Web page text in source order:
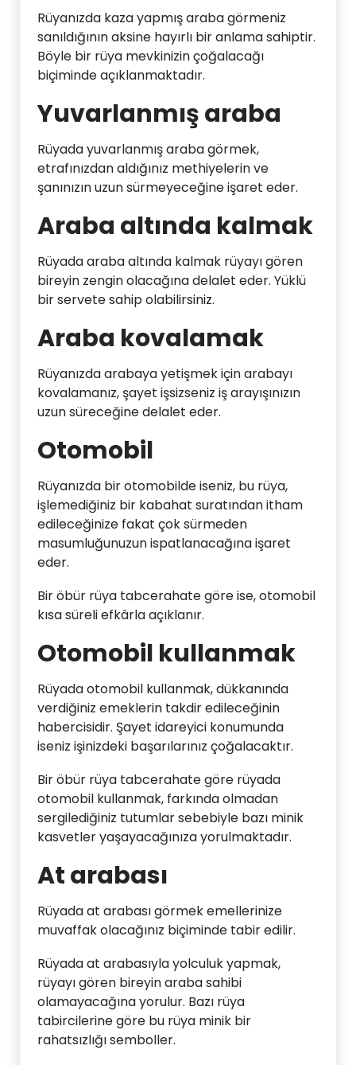
Rüyanızda kaza yapmış araba görmeniz
sanıldığının aksine hayırlı bir anlama sahiptir.
Böyle bir rüya mevkinizin çoğalacağı
biçiminde açıklanmaktadır.
Yuvarlanmış araba
Rüyada yuvarlanmış araba görmek,
etrafınızdan aldığınız methiyelerin ve
şanınızın uzun sürmeyeceğine işaret eder.
Araba altında kalmak
Rüyada araba altında kalmak rüyayı gören
bireyin zengin olacağına delalet eder. Yüklü
bir servete sahip olabilirsiniz.
Araba kovalamak
Rüyanızda arabaya yetişmek için arabayı
kovalamanız, şayet işsizseniz iş arayışınızın
uzun süreceğine delalet eder.
Otomobil
Rüyanızda bir otomobilde iseniz, bu rüya,
işlemediğiniz bir kabahat suratından itham
edileceğinize fakat çok sürmeden
masumluğunuzun ispatlanacağına işaret
eder.
Bir öbür rüya tabcerahate göre ise, otomobil
kısa süreli efkârla açıklanır.
Otomobil kullanmak
Rüyada otomobil kullanmak, dükkanında
verdiğiniz emeklerin takdir edileceğinin
habercisidir. Şayet idareyici konumunda
iseniz işinizdeki başarılarınız çoğalacaktır.
Bir öbür rüya tabcerahate göre rüyada
otomobil kullanmak, farkında olmadan
sergilediğiniz tutumlar sebebiyle bazı minik
kasvetler yaşayacağınıza yorulmaktadır.
At arabası
Rüyada at arabası görmek emellerinize
muvaffak olacağınız biçiminde tabir edilir.
Rüyada at arabasıyla yolculuk yapmak,
rüyayı gören bireyin araba sahibi
olamayacağına yorulur. Bazı rüya
tabircilerine göre bu rüya minik bir
rahatsızlığı semboller.